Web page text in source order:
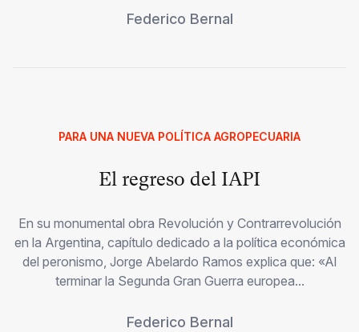
Federico Bernal
PARA UNA NUEVA POLÍTICA AGROPECUARIA
El regreso del IAPI
En su monumental obra Revolución y Contrarrevolución
en la Argentina, capítulo dedicado a la política económica
del peronismo, Jorge Abelardo Ramos explica que: «Al
terminar la Segunda Gran Guerra europea...
Federico Bernal